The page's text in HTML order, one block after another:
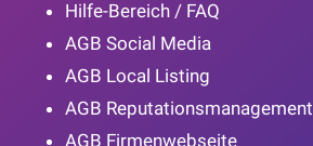
Hilfe-Bereich / FAQ
AGB Social Media
AGB Local Listing
AGB Reputationsmanagement
AGB Firmenwebseite